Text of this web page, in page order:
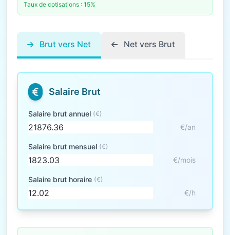
Taux de cotisations : 15%
Brut vers Net Net vers Brut
Salaire Brut
Salaire brut annuel (€)
€/an
Salaire brut mensuel (€)
€/mois
Salaire brut horaire (€)
€/h